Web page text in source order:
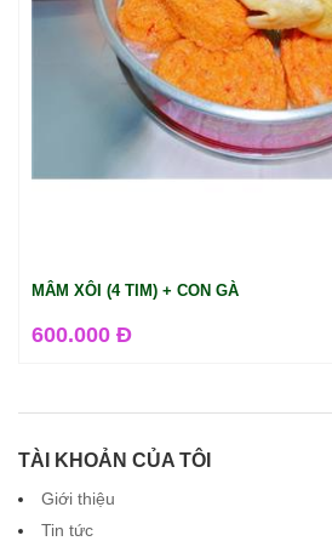
MÂM XÔI (4 TIM) + CON GÀ
600.000 Đ
TÀI KHOẢN CỦA TÔI
Giới thiệu
Tin tức